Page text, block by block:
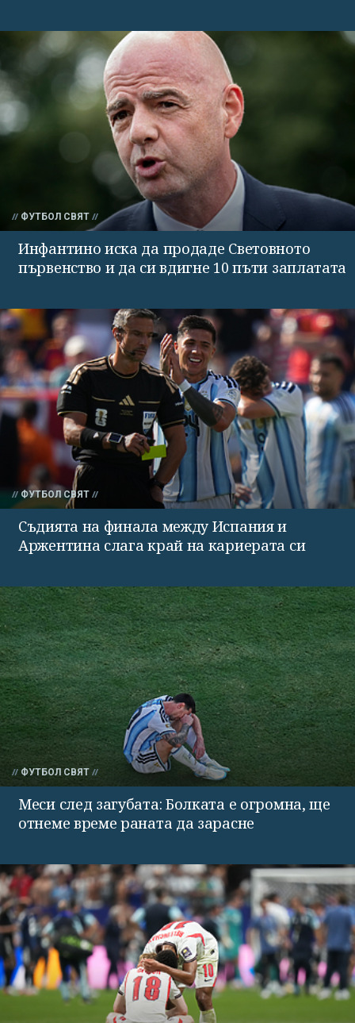
ФУТБОЛ СВЯТ
Инфантино иска да продаде Световното
първенство и да си вдигне 10 пъти заплатата
ФУТБОЛ СВЯТ
Съдията на финала между Испания и
Аржентина слага край на кариерата си
ФУТБОЛ СВЯТ
Меси след загубата: Болката е огромна, ще
отнеме време раната да зарасне